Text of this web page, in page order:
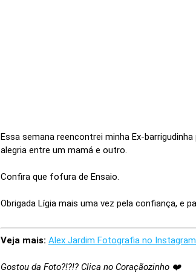
Essa semana reencontrei minha Ex-
alegria entre um mamá e outro.
Confira que fofura de Ensaio.
Obrigada Lígia mais uma vez pela confiança, e
Veja mais: Alex Jardim Fotografia no Instagram
Gostou da Foto?!?!? Clica no Coraçãozinho ❤️